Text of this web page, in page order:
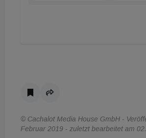
© Cachalot Media House GmbH -
Februar 2019 - zuletzt bearbeitet am